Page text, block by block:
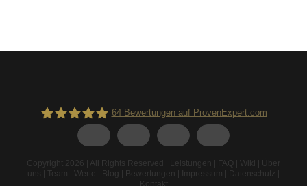
64Bewertungen auf ProvenExpert.com
Copyright 2026 | All Rights Reserved | Leistungen | FAQ | Wiki | Über
uns | Team | Werte | Blog | Bewertungen | Impressum | Datenschutz |
Kontakt